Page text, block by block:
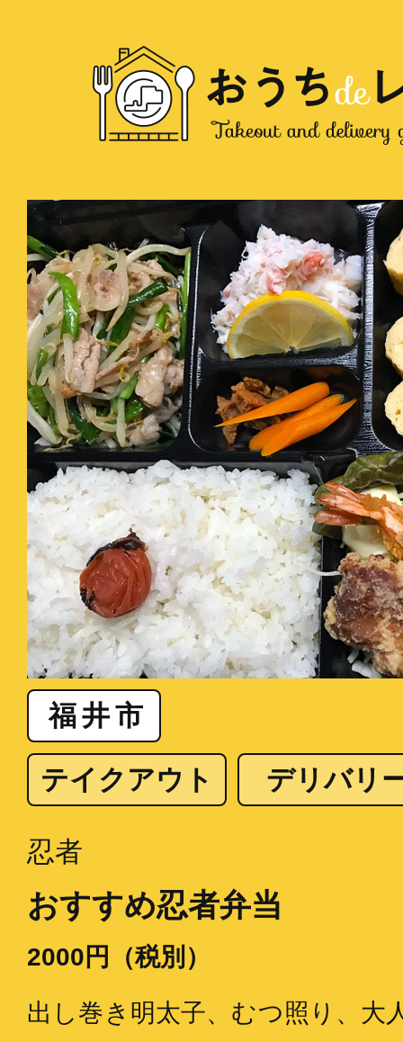
福井市
テイクアウト デリバリ
忍者
おすすめ忍者弁当
2000円（税別）
出し巻き明太子、むつ照り、大